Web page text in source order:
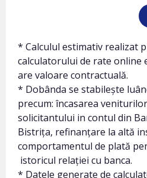
* Calculul estimativ realizat
calculatorului de rate online
are valoare contractuală.
* Dobânda se stabilește
precum: încasarea
solicitantului in contul din
Bistrița, refinanțare la altă
comportamentul de plată
istoricul relației cu banca.
* Datele generate de